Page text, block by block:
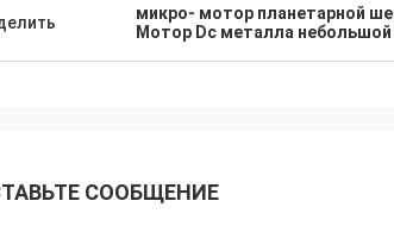
микро- мотор планетарной
Мотор Dc металла небольшой
СООБЩЕНИЕ